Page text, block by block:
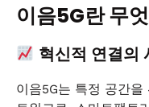
이음5G란 무
혁신적 연결의
이음5G는 특정 공간을